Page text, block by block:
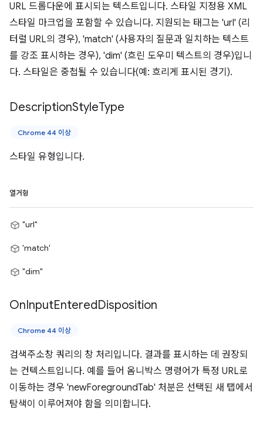
URL 드롭다운에 표시되는 텍스트입니다. 스타일 지정용 XML
스타일 마크업을 포함할 수 있습니다. 지원되는 태그는 'url' (리
터럴 URL의 경우), 'match' (사용자의 질문과 일치하는 텍스트
를 강조 표시하는 경우), 'dim' (흐린 도우미 텍스트의 경우)입니
다. 스타일은 중첩될 수 있습니다(예: 흐리게 표시된 경기).
DescriptionStyleType
Chrome 44 이상
스타일 유형입니다.
열거형
"url"
'match'
"dim"
OnInputEnteredDisposition
Chrome 44 이상
검색주소창 쿼리의 창 처리입니다. 결과를 표시하는 데 권장되
는 컨텍스트입니다. 예를 들어 옴니박스 명령어가 특정 URL로
이동하는 경우 'newForegroundTab' 처분은 선택된 새 탭에서
탐색이 이루어져야 함을 의미합니다.